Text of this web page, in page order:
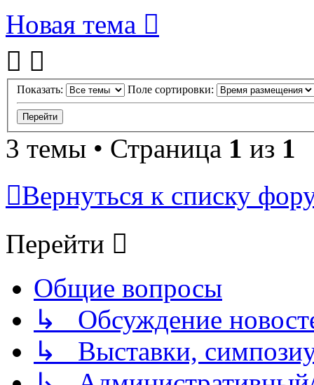
Новая тема
Показать: Поле сортировки:
3 темы • Страница 1 из 1
Вернуться к списку
Перейти
Общие вопросы
↳ Обсуждение
↳ Выставки,